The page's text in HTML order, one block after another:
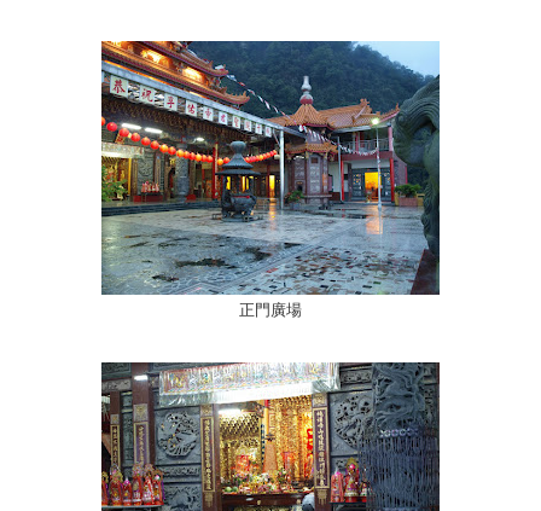
正門廣場